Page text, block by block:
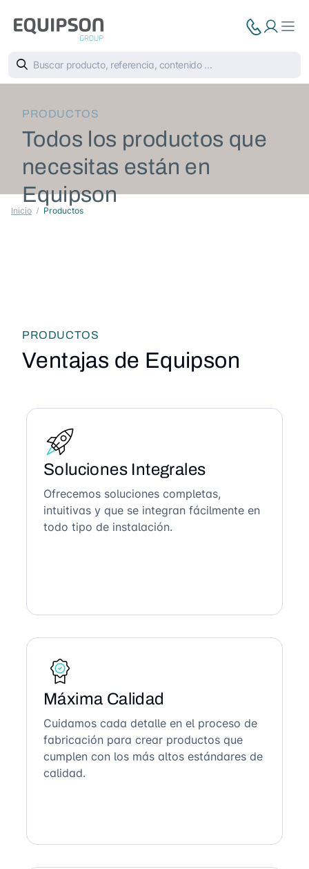
PRODUCTOS
Todos los productos que
necesitas están en
Equipson
Inicio Productos
PRODUCTOS
Ventajas de Equipson
Soluciones Integrales
Ofrecemos soluciones completas,
intuitivas y que se integran fácilmente en
todo tipo de instalación.
Máxima Calidad
Cuidamos cada detalle en el proceso de
fabricación para crear productos que
cumplen con los más altos estándares de
calidad.